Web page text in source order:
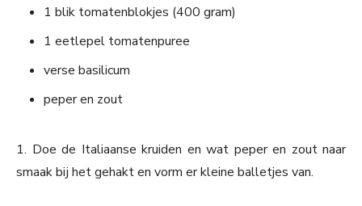
1 blik tomatenblokjes (400 gram)
1 eetlepel tomatenpuree
verse basilicum
peper en zout
1. Doe de Italiaanse kruiden en wat peper en zout naar
smaak bij het gehakt en vorm er kleine balletjes van.